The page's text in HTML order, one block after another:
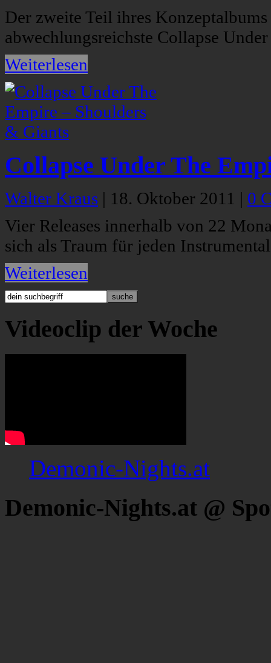
Der zweite Teil ihres
abwechlungsreichste Collapse
Weiterlesen
Collapse Under The
Walter Kraus | 18. Oktober 2011 | 0
Vier Releases innerhalb von 22
sich als Traum für jeden
Weiterlesen
Videoclip der Woche
Demonic-Nights.at
Demonic-Nights.at @